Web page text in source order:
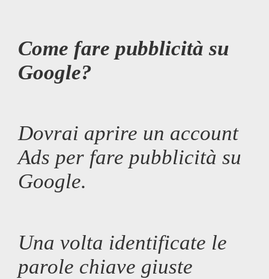
Come fare pubblicità su
Google?
Dovrai aprire un account
Ads per fare pubblicità su
Google.
Una volta identificate le
parole chiave giuste